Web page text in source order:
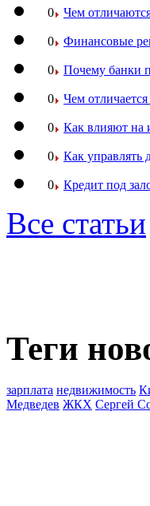
0 Чем
0 Финансовые
0 Почему банки
0 Чем
0 Как влияют на
0 Как управлять
0 Кредит под
Все статьи
Теги
зарплата недвижимость
Медведев ЖКХ Сергей